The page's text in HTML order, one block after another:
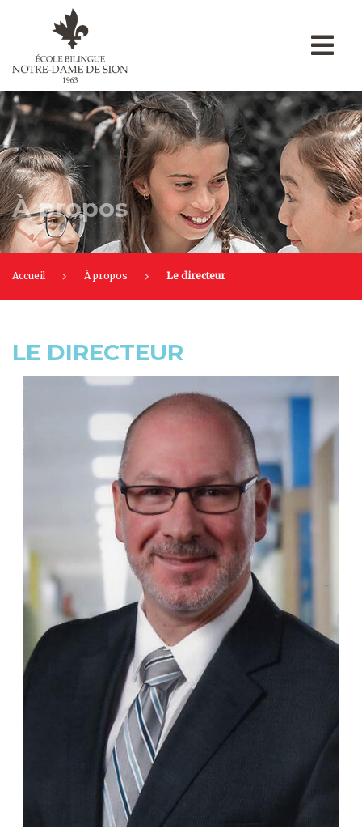
À propos
Accueil À propos Le directeur
LE DIRECTEUR